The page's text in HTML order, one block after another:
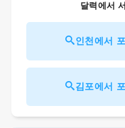
달력에서
인천에서
김포에서